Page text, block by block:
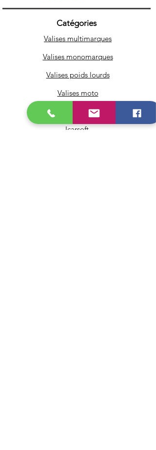
Catégories
Valises multimarques
Valises monomarques
Valises poids lourds
Valises moto
Adaptateurs & câbles OBD
Icarsoft